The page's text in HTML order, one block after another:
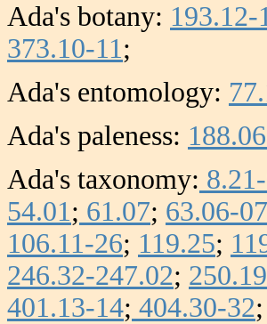
Ada's botany: 193.12-
373.10-11;
Ada's entomology:
Ada's paleness:
Ada's taxonomy:
54.01; 61.07; 63.06-07
106.11-26; 119.25;
246.32-247.02;
401.13-14; 404.30-32;